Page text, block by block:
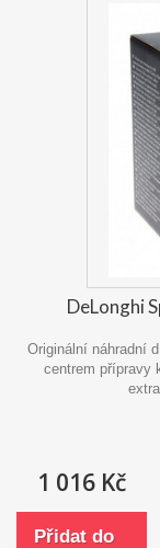
DeLonghi
Originální náhradní
centrem přípravy
1 016 Kč
Přidat do